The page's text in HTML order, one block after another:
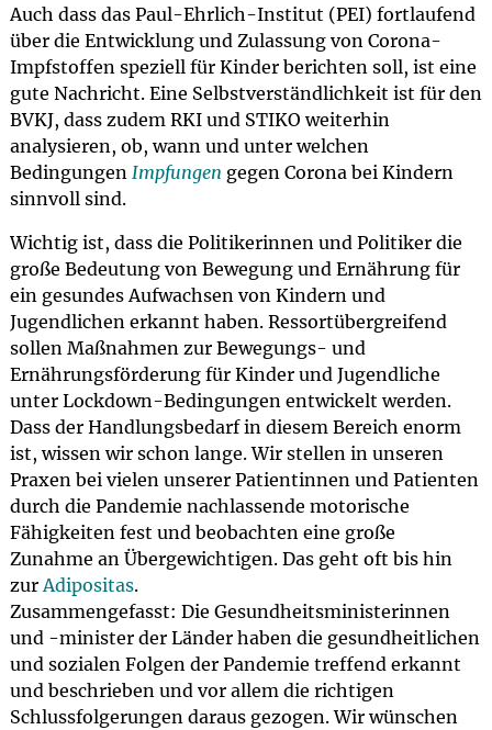
Auch dass das Paul-Ehrlich-Institut (PEI) fortlaufend
über die Entwicklung und Zulassung von Corona-
Impfstoffen speziell für Kinder berichten soll, ist eine
gute Nachricht. Eine Selbstverständlichkeit ist für den
BVKJ, dass zudem RKI und STIKO weiterhin
analysieren, ob, wann und unter welchen
Bedingungen Impfungen gegen Corona bei Kindern
sinnvoll sind.
Wichtig ist, dass die Politikerinnen und Politiker die
große Bedeutung von Bewegung und Ernährung für
ein gesundes Aufwachsen von Kindern und
Jugendlichen erkannt haben. Ressortübergreifend
sollen Maßnahmen zur Bewegungs- und
Ernährungsförderung für Kinder und Jugendliche
unter Lockdown-Bedingungen entwickelt werden.
Dass der Handlungsbedarf in diesem Bereich enorm
ist, wissen wir schon lange. Wir stellen in unseren
Praxen bei vielen unserer Patientinnen und Patienten
durch die Pandemie nachlassende motorische
Fähigkeiten fest und beobachten eine große
Zunahme an Übergewichtigen. Das geht oft bis hin
zurAdipositas.
Zusammengefasst: Die Gesundheitsministerinnen
und -minister der Länder haben die gesundheitlichen
und sozialen Folgen der Pandemie treffend erkannt
und beschrieben und vor allem die richtigen
Schlussfolgerungen daraus gezogen. Wir wünschen